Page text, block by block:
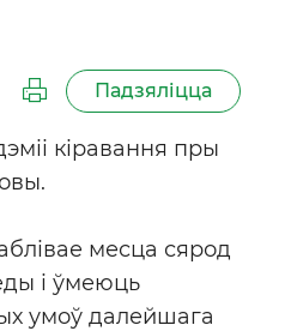
Падзяліцца
кіравання пры
месца сярод
і ўмеюць
умоў далейшага